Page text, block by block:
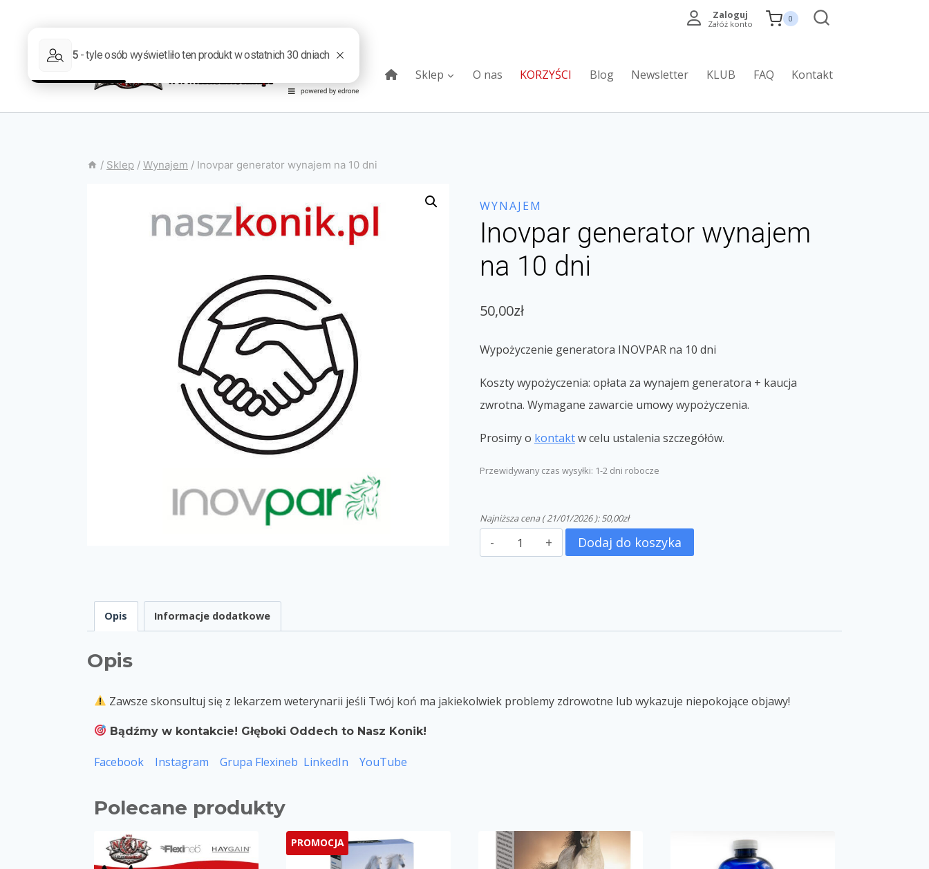
Zaloguj
Załóż konto 0
Sklep O nas KORZYŚCI Blog Newsletter KLUB FAQ Kontakt
/ Sklep / Wynajem / Inovpar generator wynajem na 10 dni
WYNAJEM
Inovpar generator wynajem
na 10 dni
50,00zł
Wypożyczenie generatora INOVPAR na 10 dni
Koszty wypożyczenia: opłata za wynajem generatora + kaucja
zwrotna. Wymagane zawarcie umowy wypożyczenia.
Prosimy o kontaktw celu ustalenia szczegółów.
Przewidywany czas wysyłki: 1-2 dni robocze
Najniższa cena (21/01/2026):50,00zł
Dodaj do koszyka
Opis Informacje dodatkowe
Opis
Zawsze skonsultuj się z lekarzem weterynarii jeśli Twój koń ma jakiekolwiek problemy zdrowotne lub wykazuje niepokojące objawy!
Bądźmy w kontakcie! Głęboki Oddech to Nasz Konik!
Facebook Instagram Grupa Flexineb LinkedIn YouTube
Polecane produkty
PROMOCJA